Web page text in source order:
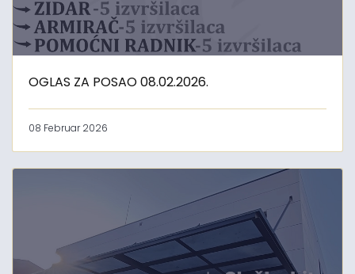
OGLAS ZA POSAO 08.02.2026.
08 Februar 2026